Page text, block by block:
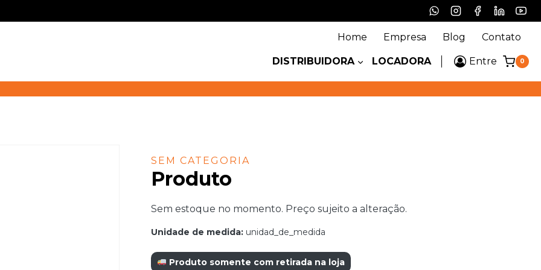
Home Empresa Blog Contato
DISTRIBUIDORA LOCADORA Entre 0
SEM CATEGORIA
Produto
Sem estoque no momento. Preço sujeito a alteração.
Unidade de medida:unidad_de_medida
Produto somente com retirada na loja